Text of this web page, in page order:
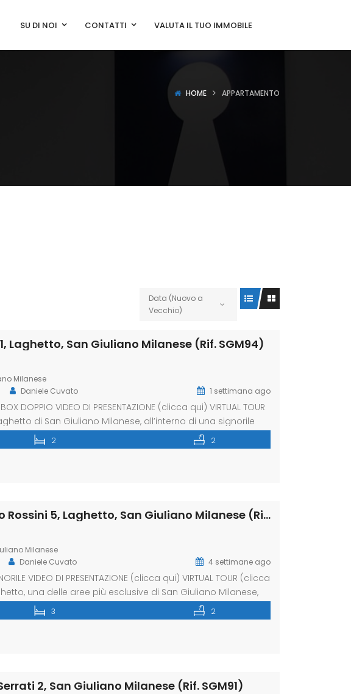
SU DI NOI CONTATTI VALUTA IL TUO IMMOBILE
HOME APPARTAMENTO
Data (Nuovo a
Vecchio)
Laghetto, San Giuliano Milanese (Rif. SGM94)
Milanese
Daniele Cuvato 1 settimana ago
DOPPIO VIDEO DI PRESENTAZIONE (clicca qui) VIRTUAL TOUR
di San Giuliano Milanese, all’interno di una signorile
di emozionare fin dal primo ingresso. Situato all’ultimo
da un affascinante tetto mansardato con generose
2 2
Appartamento via Gioacchino Rossini 5, Laghetto, San Giuliano Milanese (Rif. SGM92)
Milanese
Daniele Cuvato 4 settimane ago
VIDEO DI PRESENTAZIONE (clicca qui) VIRTUAL TOUR (clicca
una delle aree più esclusive di San Giuliano Milanese,
in un elegante contesto signorile del 2008,
conquista fin dal primo sguardo grazie alla
3 2
2, San Giuliano Milanese (Rif. SGM91)